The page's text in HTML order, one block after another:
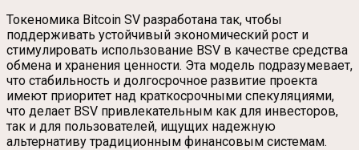
Токеномика Bitcoin SV разработана так, чтобы
поддерживать устойчивый экономический рост и
стимулировать использование BSV в качестве средства
обмена и хранения ценности. Эта модель подразумевает,
что стабильность и долгосрочное развитие проекта
имеют приоритет над краткосрочными спекуляциями,
что делает BSV привлекательным как для инвесторов,
так и для пользователей, ищущих надежную
альтернативу традиционным финансовым системам.